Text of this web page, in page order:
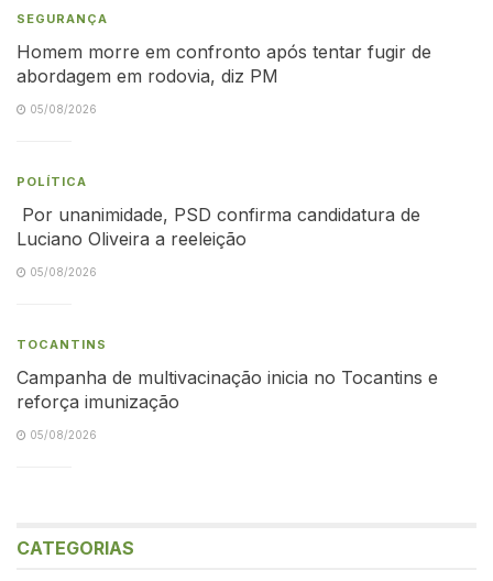
SEGURANÇA
Homem morre em confronto após tentar fugir de
abordagem em rodovia, diz PM
05/08/2026
POLÍTICA
Por unanimidade, PSD confirma candidatura de
Luciano Oliveira a reeleição
05/08/2026
TOCANTINS
Campanha de multivacinação inicia no Tocantins e
reforça imunização
05/08/2026
CATEGORIAS